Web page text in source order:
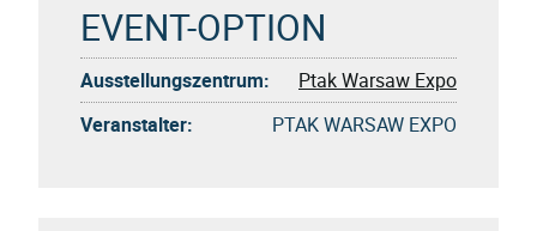
EVENT-OPTION
Ausstellungszentrum:
Ptak Warsaw Expo
Veranstalter:
PTAK WARSAW EXPO